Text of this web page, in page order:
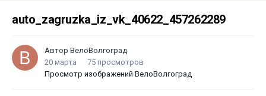
auto_zagruzka_iz_vk_40622_457262289
Автор ВелоВолгоград
20 марта
75 просмотров
Просмотр изображений ВелоВолгоград